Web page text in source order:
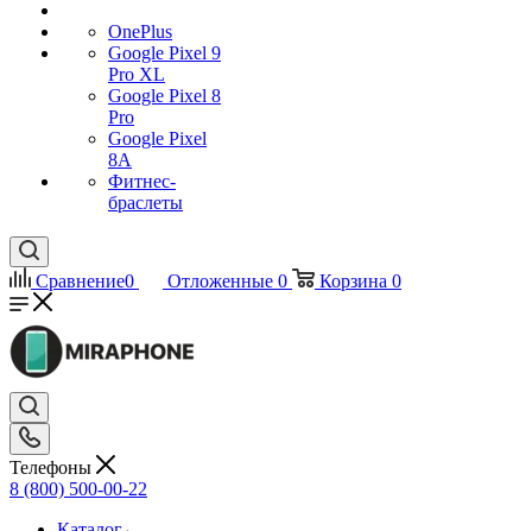
OnePlus
Google Pixel 9
Pro XL
Google Pixel 8
Pro
Google Pixel
8A
Фитнес-
браслеты
Сравнение0 Отложенные 0 Корзина 0
Телефоны
8 (800) 500-00-22